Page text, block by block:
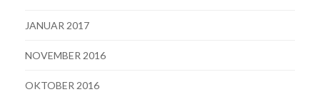
JANUAR 2017
NOVEMBER 2016
OKTOBER 2016